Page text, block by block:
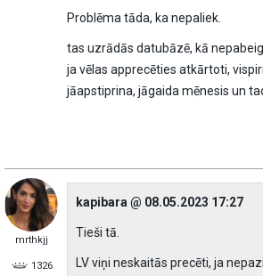
Problēma tāda, ka nepaliek.
tas uzrādās datubāzē, kā
ja vēlas apprecēties atkārtoti,
jāapstiprina, jāgaida mēnesis un
mrthkjj
1326
kapibara @ 08.05.2023 17:27
Tieši tā.
LV viņi neskaitās precēti, ja